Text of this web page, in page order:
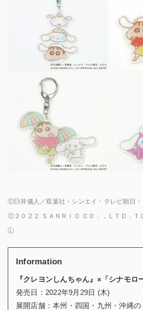
Ⓒ臼井儀人／双葉社・シンエイ・テレビ朝日・
Ⓒ２０２２ ＳＡＮＲＩＯ ＣＯ．，ＬＴＤ．Ｔ
Ⓛ
Information
『クレヨンしんちゃん』×「シナモロ
発売日：2022年9月29日 (木)
展開店舗：本州・四国・九州・沖縄